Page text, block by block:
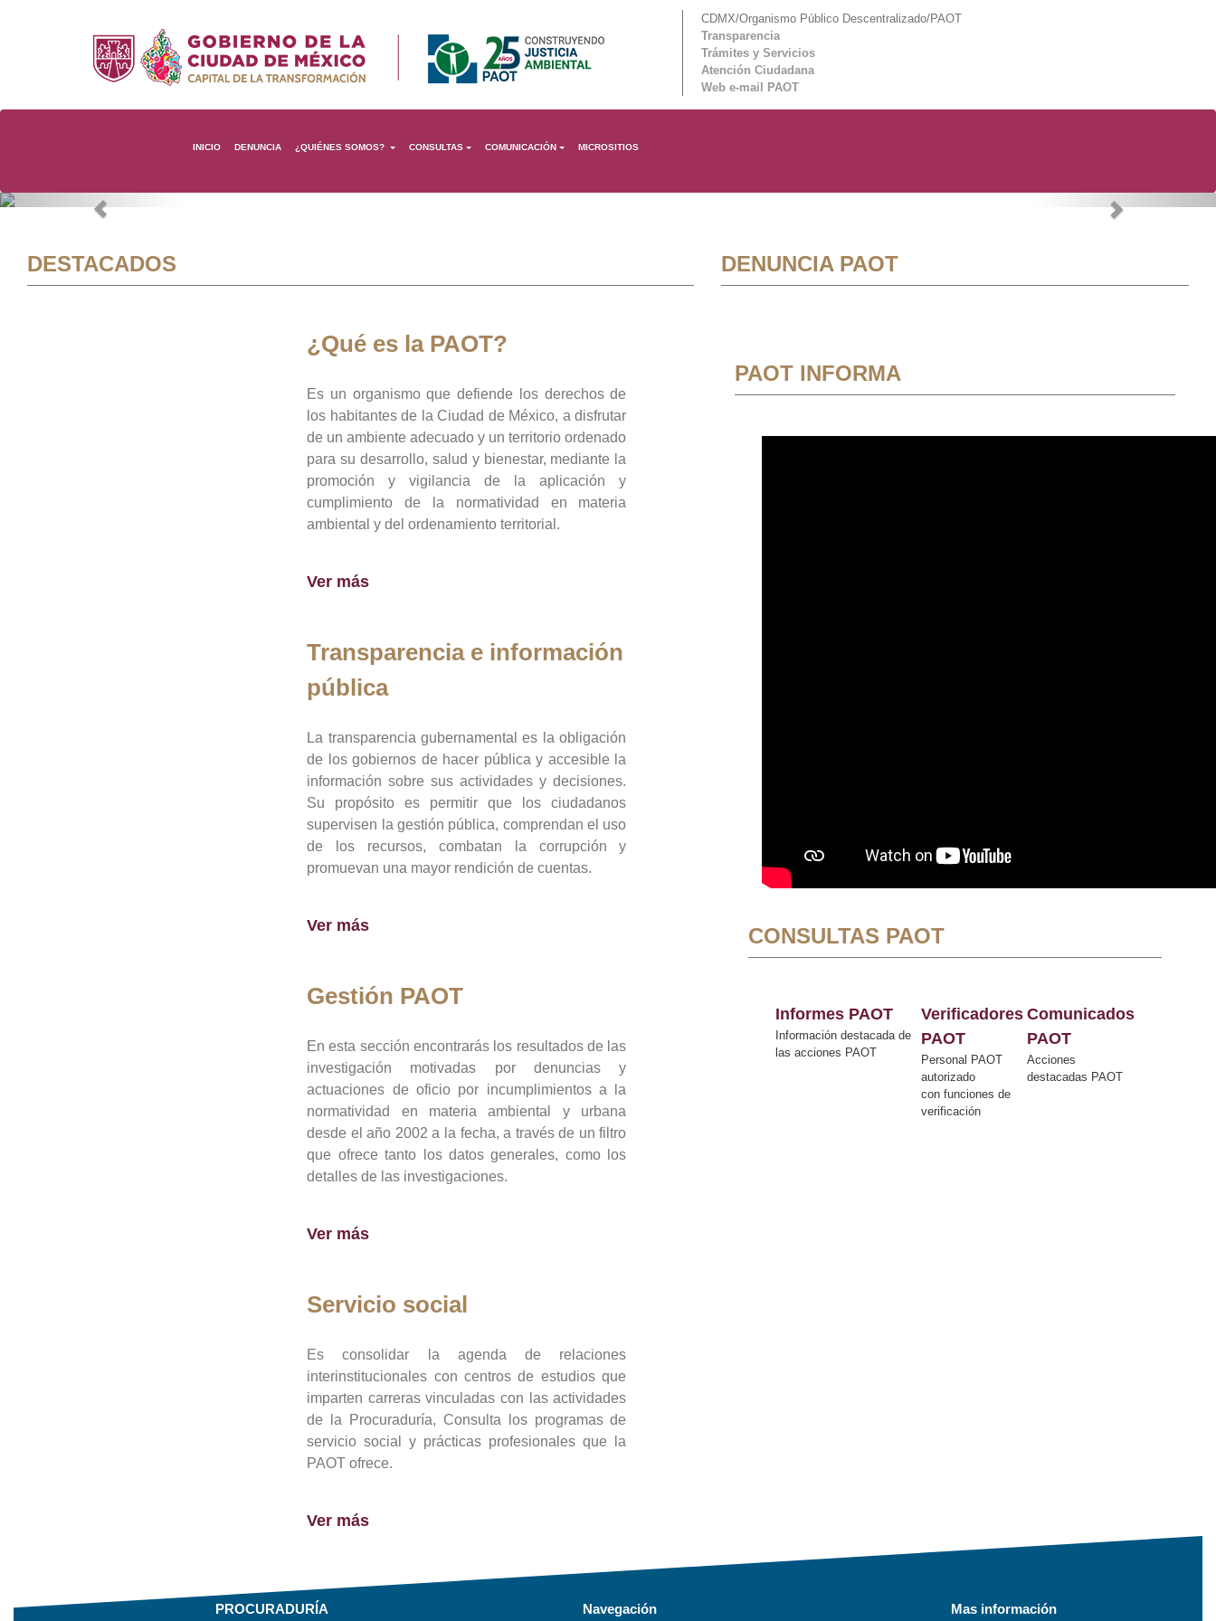
CDMX/Organismo Público Descentralizado/PAOT
Transparencia
Trámites y Servicios
Atención Ciudadana
Web e-mail PAOT
INICIO DENUNCIA ¿QUIÉNES SOMOS? CONSULTAS COMUNICACIÓN MICROSITIOS
Previous Next
DESTACADOS
¿Qué es la PAOT?
Es un organismo que defiende los derechos de
los habitantes de la Ciudad de México, a disfrutar
de un ambiente adecuado y un territorio ordenado
para su desarrollo, salud y bienestar, mediante la
promoción y vigilancia de la aplicación y
cumplimiento de la normatividad en materia
ambiental y del ordenamiento territorial.
Ver más
Transparencia e información
pública
La transparencia gubernamental es la obligación
de los gobiernos de hacer pública y accesible la
información sobre sus actividades y decisiones.
Su propósito es permitir que los ciudadanos
supervisen la gestión pública, comprendan el uso
de los recursos, combatan la corrupción y
promuevan una mayor rendición de cuentas.
Ver más
Gestión PAOT
En esta sección encontrarás los resultados de las
investigación motivadas por denuncias y
actuaciones de oficio por incumplimientos a la
normatividad en materia ambiental y urbana
desde el año 2002 a la fecha, a través de un filtro
que ofrece tanto los datos generales, como los
detalles de las investigaciones.
Ver más
Servicio social
Es consolidar la agenda de relaciones
interinstitucionales con centros de estudios que
imparten carreras vinculadas con las actividades
de la Procuraduría, Consulta los programas de
servicio social y prácticas profesionales que la
PAOT ofrece.
Ver más
DENUNCIA PAOT
PAOT INFORMA
CONSULTAS PAOT
Informes PAOT
Información destacada de
las acciones PAOT
Verificadores
PAOT
Personal PAOT
autorizado
con funciones de
verificación
Comunicados
PAOT
Acciones
destacadas PAOT
PROCURADURÍA Navegación Mas información